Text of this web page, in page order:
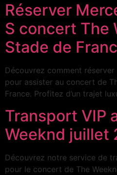
Réserver
S concert The
Stade de
Découvrez comment réserver
pour assister au concert de
France. Profitez d’un trajet
Transport VIP
Weeknd juillet
Découvrez notre service de
pour le concert de The